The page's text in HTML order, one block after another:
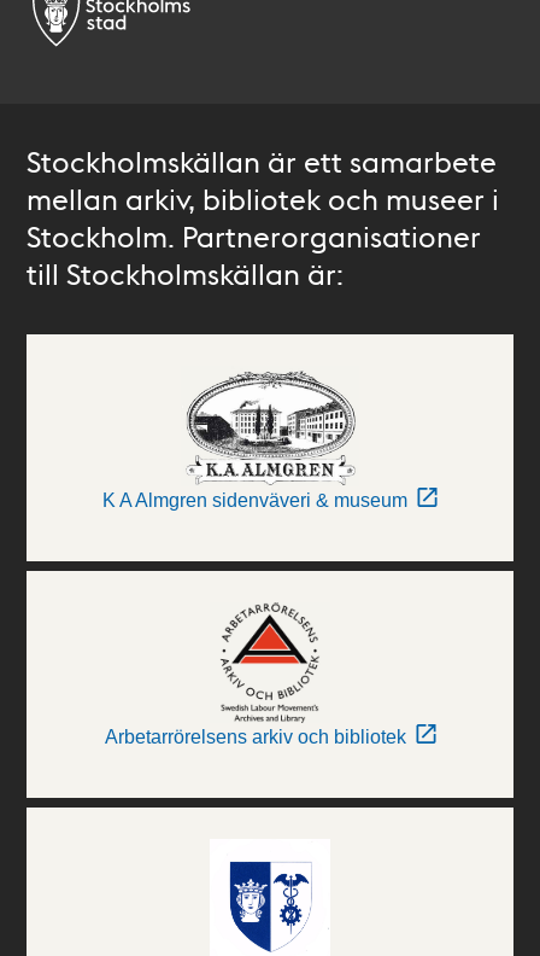
Stockholmskällan är ett samarbete
mellan arkiv, bibliotek och museer i
Stockholm. Partnerorganisationer
till Stockholmskällan är:
K A Almgren sidenväveri & museum
Arbetarrörelsens arkiv och bibliotek